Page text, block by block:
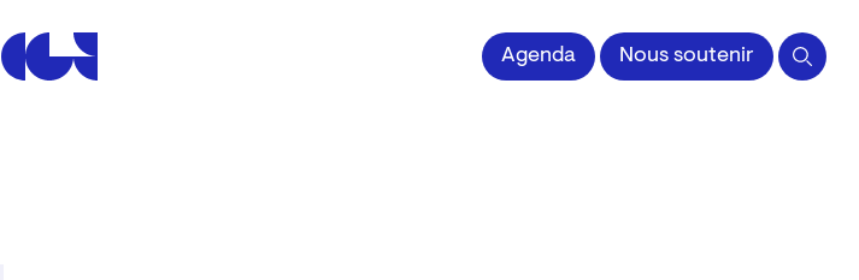
Centre de la Gravure et de l'Image impriméeAgenda Nous soutenir